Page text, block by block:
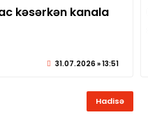
kəsərkən kanala
31.07.2026 » 13:51
Hadisə